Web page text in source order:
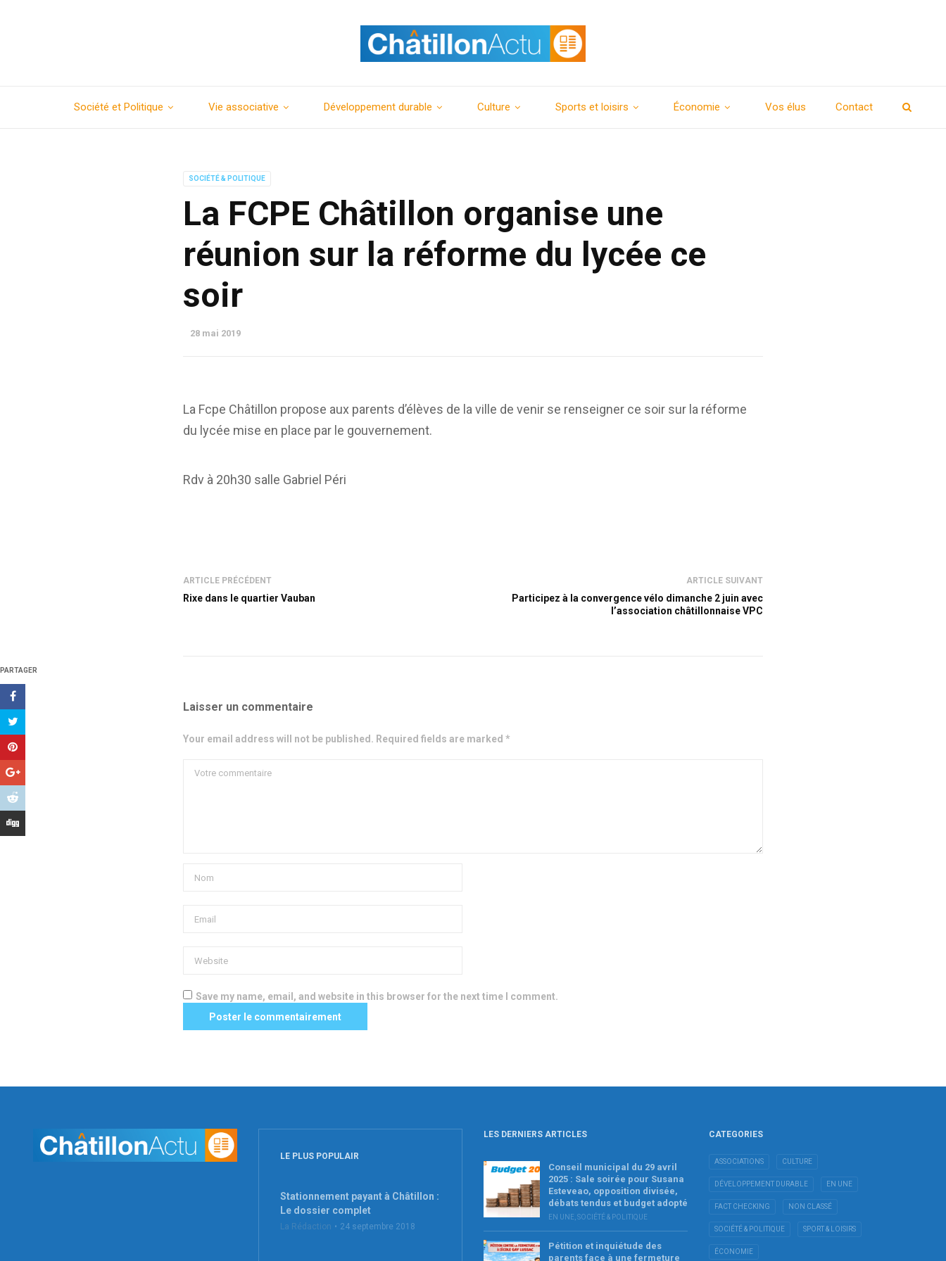
Société et Politique Vie associative Développement durable Culture Sports et loisirs Économie Vos élus Contact
SOCIÉTÉ & POLITIQUE
La FCPE Châtillon organise une
réunion sur la réforme du lycée ce
soir
28 mai 2019
PARTAGER
La Fcpe Châtillon propose aux parents d’élèves de la ville de venir se renseigner ce soir sur la réforme
du lycée mise en place par le gouvernement.
Rdv à 20h30 salle Gabriel Péri
ARTICLE PRÉCÉDENT
Rixe dans le quartier Vauban
ARTICLE SUIVANT
Participez à la convergence vélo dimanche 2 juin avec
l’association châtillonnaise VPC
Laisser un commentaire
Your email address will not be published. Required fields are marked *
Save my name, email, and website in this browser for the next time I comment.
LE PLUS POPULAIR
Stationnement payant à Châtillon :
Le dossier complet
La Rédaction 24 septembre 2018
LES DERNIERS ARTICLES
Conseil municipal du 29 avril
2025 : Sale soirée pour Susana
Esteveao, opposition divisée,
débats tendus et budget adopté
EN UNE SOCIÉTÉ & POLITIQUE
Pétition et inquiétude des
parents face à une fermeture
CATEGORIES
ASSOCIATIONS CULTURE
DÉVELOPPEMENT DURABLE EN UNE
FACT CHECKING NON CLASSÉ
SOCIÉTÉ & POLITIQUE SPORT & LOISIRS
ÉCONOMIE